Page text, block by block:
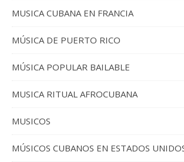
MUSICA CUBANA EN FRANCIA
MÚSICA DE PUERTO RICO
MÚSICA POPULAR BAILABLE
MUSICA RITUAL AFROCUBANA
MUSICOS
MÚSICOS CUBANOS EN ESTADOS